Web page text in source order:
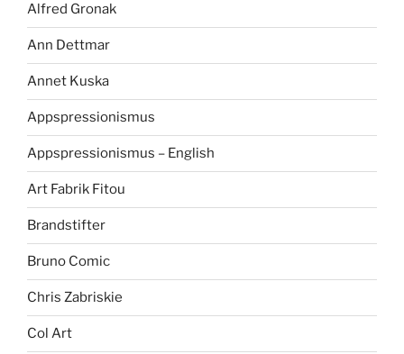
Alfred Gronak
Ann Dettmar
Annet Kuska
Appspressionismus
Appspressionismus – English
Art Fabrik Fitou
Brandstifter
Bruno Comic
Chris Zabriskie
Col Art